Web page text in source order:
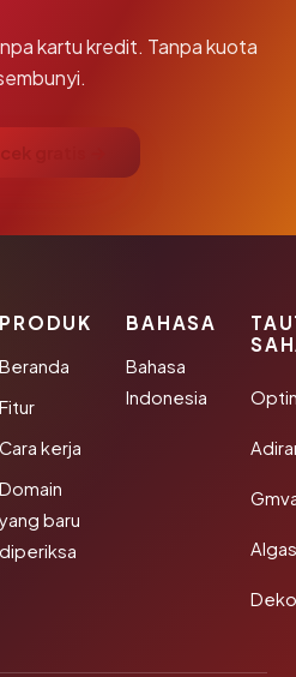
kartu kredit. Tanpa kuota
gratis →
PRODUK
Beranda
Fitur
Cara kerja
Domain
yang baru
diperiksa
BAHASA
Bahasa
Indonesia